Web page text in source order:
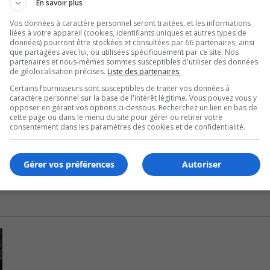
et Karine Laroche, sont chacun président ou présidente
et durable, du Comité consultatif d’urbanisme,
et de la famille, ainsi que de la Commission de
occupe maintenant la fonction de représentant au Comité
En savoir plus
Vos données à caractère personnel seront traitées, et les informations
liées à votre appareil (cookies, identifiants uniques et autres types de
données) pourront être stockées et consultées par 66 partenaires, ainsi
que partagées avec lui, ou utilisées spécifiquement par ce site. Nos
partenaires et nous-mêmes sommes susceptibles d'utiliser des données
de géolocalisation précises. Liste des partenaires.
Certains fournisseurs sont susceptibles de traiter vos données à
caractère personnel sur la base de l'intérêt légitime. Vous pouvez vous y
opposer en gérant vos options ci-dessous. Recherchez un lien en bas de
cette page ou dans le menu du site pour gérer ou retirer votre
consentement dans les paramètres des cookies et de confidentialité.
Autoriser
Gérer vos préférences